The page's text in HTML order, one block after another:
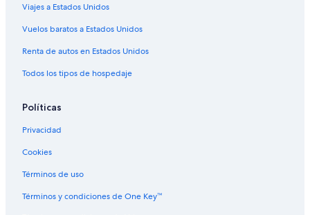
Hoteles de Motel 6 en Aurora
Wyndham Hotels en Aurora
Hoteles en Aurora
Moteles en Aurora
Viajes a Estados Unidos
Vuelos baratos a Estados Unidos
Renta de autos en Estados Unidos
Todos los tipos de hospedaje
Políticas
Privacidad
Cookies
Términos de uso
Términos y condiciones de One Key™